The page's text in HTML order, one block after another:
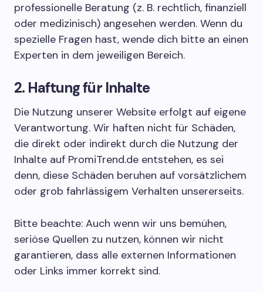
professionelle Beratung (z. B. rechtlich, finanziell
oder medizinisch) angesehen werden. Wenn du
spezielle Fragen hast, wende dich bitte an einen
Experten in dem jeweiligen Bereich.
2. Haftung für Inhalte
Die Nutzung unserer Website erfolgt auf eigene
Verantwortung. Wir haften nicht für Schäden,
die direkt oder indirekt durch die Nutzung der
Inhalte auf PromiTrend.de entstehen, es sei
denn, diese Schäden beruhen auf vorsätzlichem
oder grob fahrlässigem Verhalten unsererseits.
Bitte beachte: Auch wenn wir uns bemühen,
seriöse Quellen zu nutzen, können wir nicht
garantieren, dass alle externen Informationen
oder Links immer korrekt sind.